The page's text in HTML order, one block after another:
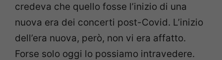
credeva che quello fosse l’inizio di una
nuova era dei concerti post-Covid. L’inizio
dell’era nuova, però, non vi era affatto.
Forse solo oggi lo possiamo intravedere.